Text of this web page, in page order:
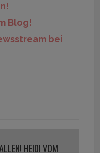
Blog!
bei
HEIDI VOM